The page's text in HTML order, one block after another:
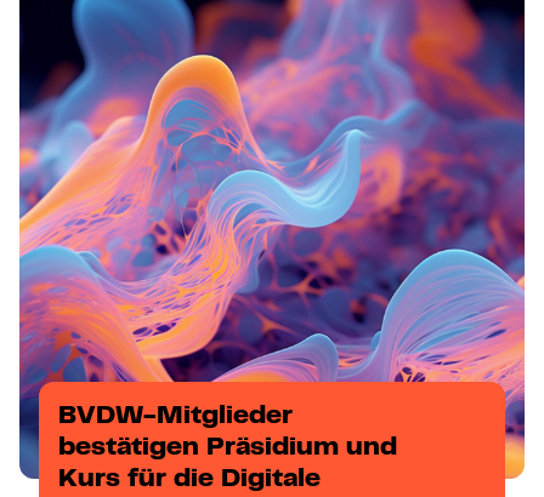
BVDW-Mitglieder
bestätigen Präsidium und
Kurs für die Digitale